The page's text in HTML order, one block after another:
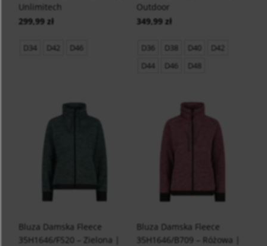
Unlimitech
299,99 zł
D34 D42 D46
Outdoor
349,99 zł
D36 D38 D40
D42
D44
D46 D48
Bluza Damska Fleece
35H1646/F520 – Zielona |
Bluza Damska Fleece
35H1646/B709 – Różowa |